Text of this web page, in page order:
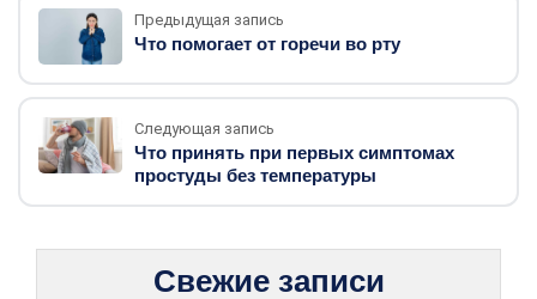
Предыдущая запись
Что помогает от горечи во рту
Следующая запись
Что принять при первых симптомах
простуды без температуры
Свежие записи